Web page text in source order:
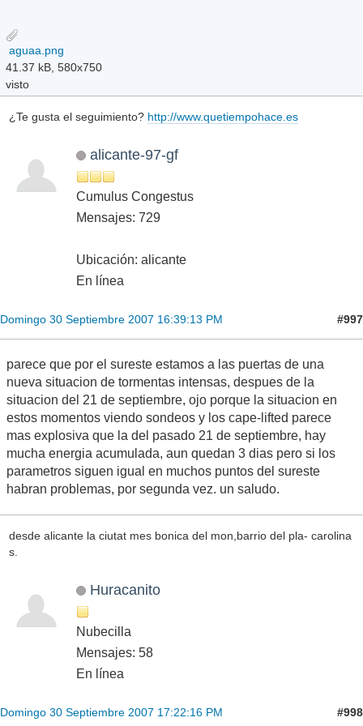
aguaa.png
41.37 kB, 580x750
visto
¿Te gusta el seguimiento? http://www.quetiempohace.es
alicante-97-gf
Cumulus Congestus
Mensajes: 729
Ubicación: alicante
En línea
Domingo 30 Septiembre 2007 16:39:13 PM #997
parece que por el sureste estamos a las puertas de una
nueva situacion de tormentas intensas, despues de la
situacion del 21 de septiembre, ojo porque la situacion en
estos momentos viendo sondeos y los cape-lifted parece
mas explosiva que la del pasado 21 de septiembre, hay
mucha energia acumulada, aun quedan 3 dias pero si los
parametros siguen igual en muchos puntos del sureste
habran problemas, por segunda vez. un saludo.
desde alicante la ciutat mes bonica del mon,barrio del pla- carolina
s.
Huracanito
Nubecilla
Mensajes: 58
En línea
Domingo 30 Septiembre 2007 17:22:16 PM #998